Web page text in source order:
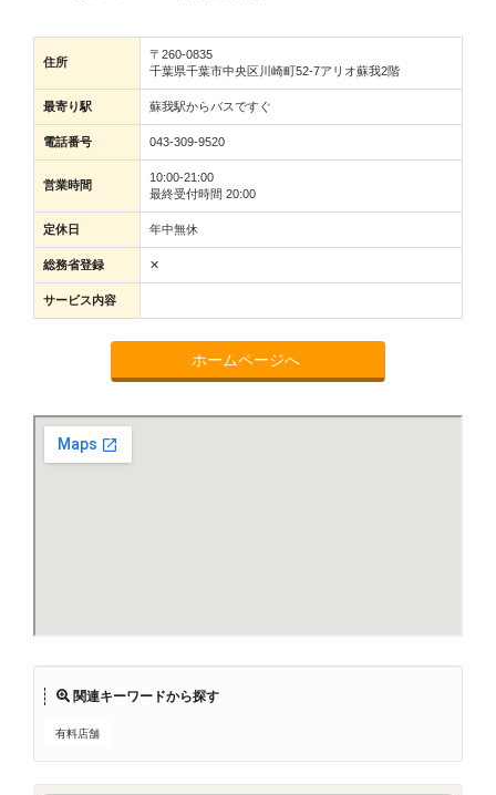
住所
〒260-0835
千葉県千葉市中央区川崎町52-7アリオ蘇我2階
最寄り駅 蘇我駅からバスですぐ
電話番号 043-309-9520
営業時間
10:00-21:00
最終受付時間 20:00
定休日 年中無休
総務省登録 ✕
サービス内容
ホームページへ
関連キーワードから探す
有料店舗